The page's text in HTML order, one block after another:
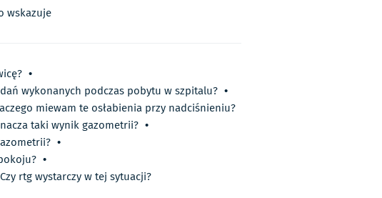
wskazuje
•
wykonanych podczas pobytu w szpitalu? •
miewam te osłabienia przy nadciśnieniu?
taki wynik gazometrii? •
•
•
Czy rtg wystarczy w tej sytuacji?